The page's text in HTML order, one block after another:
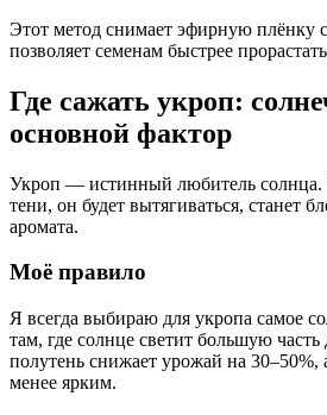
Этот метод снимает эфирную плёнку
позволяет семенам быстрее
Где сажать укроп:
основной фактор
Укроп — истинный любитель солнца.
тени, он будет вытягиваться, станет
аромата.
Моё правило
Я всегда выбираю для укропа самое
там, где солнце светит большую
полутень снижает урожай на 30–50%,
менее ярким.